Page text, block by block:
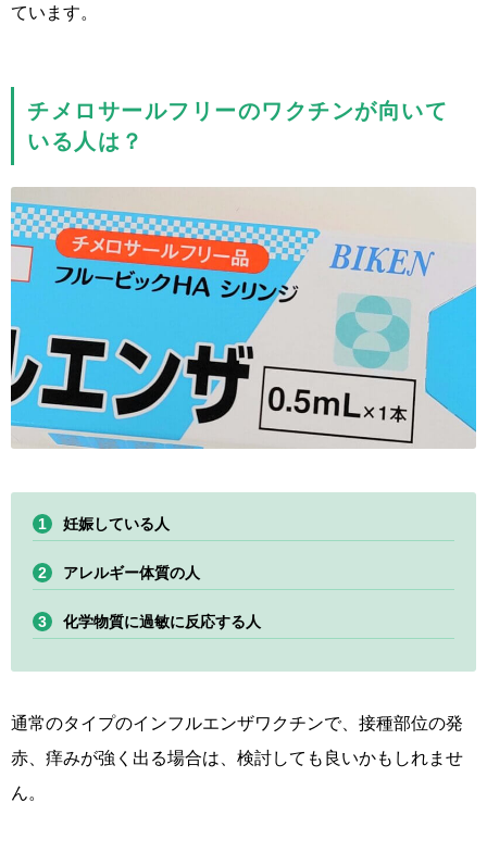
ています。
チメロサールフリーのワクチンが向いて
いる人は？
妊娠している人
アレルギー体質の人
化学物質に過敏に反応する人
通常のタイプのインフルエンザワクチンで、接種部位の発
赤、痒みが強く出る場合は、検討しても良いかもしれませ
ん。